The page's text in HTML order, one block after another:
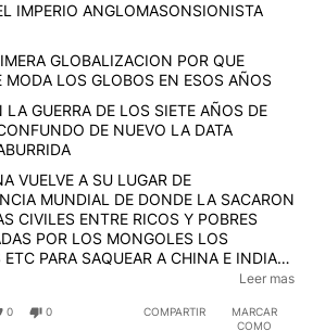
IMPERIO ANGLOMASONSIONISTA
GLOBALIZACION POR QUE
MODA LOS GLOBOS EN ESOS AÑOS
LA GUERRA DE LOS SIETE AÑOS DE
DE NUEVO LA DATA
MUNDIAL DE DONDE LA SACARON
CIVILES ENTRE RICOS Y POBRES
POR LOS MONGOLES LOS
SAQUEAR A CHINA E INDIA
VENECIANA CONUNDE SUS
Y COLONIZA ESTA
Leer mas
0 0 COMPARTIR
MARCAR
COMO